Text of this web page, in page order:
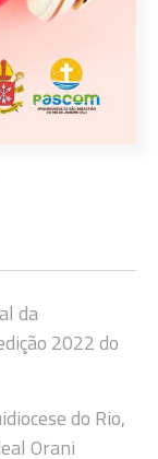
da
2022 do
do Rio,
Orani